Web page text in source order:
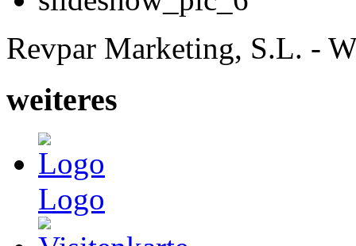
Revpar Marketing, S.L. -
weiteres
Logo